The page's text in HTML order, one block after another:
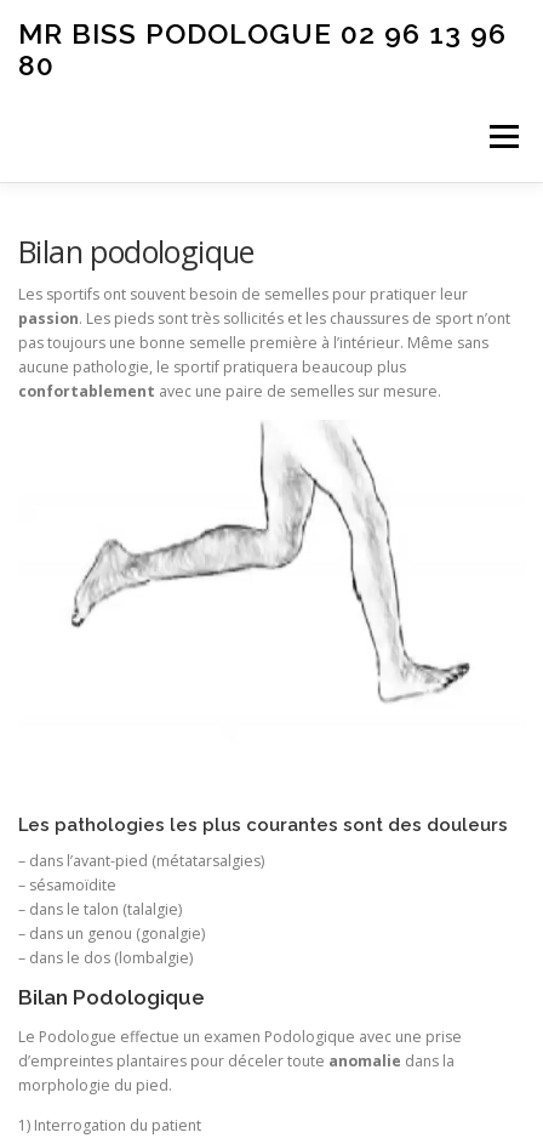
contenu
MR BISS PODOLOGUE 02 96 13 96
80
Menu
PODOLOGIE SPORTIVE PODOLOGIE INFANTILE
Bilan podologique
Les sportifs ont souvent besoin de semelles pour pratiquer leur
passion. Les pieds sont très sollicités et les chaussures de sport n’ont
pas toujours une bonne semelle première à l’intérieur. Même sans
aucune pathologie, le sportif pratiquera beaucoup plus
confortablement avec une paire de semelles sur mesure.
Les pathologies les plus courantes sont des douleurs
– dans l’avant-pied (métatarsalgies)
– sésamoïdite
– dans le talon (talalgie)
– dans un genou (gonalgie)
– dans le dos (lombalgie)
Bilan Podologique
Le Podologue effectue un examen Podologique avec une prise
d’empreintes plantaires pour déceler toute anomalie dans la
morphologie du pied.
1) Interrogation du patient